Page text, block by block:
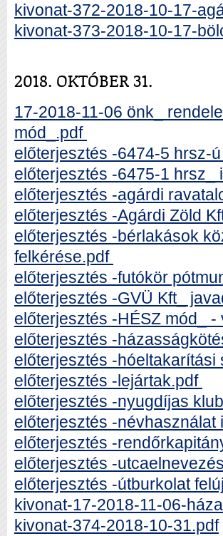
kivonat-372-2018-10-17-
kivonat-373-2018-10-17-
2018. OKTÓBER 31.
17-2018-11-06 önk_
mód_.pdf
előterjesztés -6474-5 hrsz-
előterjesztés -6475-1 hrsz_
előterjesztés -agárdi
előterjesztés -Agárdi Zöld
előterjesztés -bérlakások
felkérése.pdf
előterjesztés -futókör
előterjesztés -GVÜ Kft_
előterjesztés -HÉSZ mód_
előterjesztés -
előterjesztés -hóeltakarítási
előterjesztés -lejártak.pdf
előterjesztés -nyugdíjas
előterjesztés -
előterjesztés -
előterjesztés -
előterjesztés -útburkolat
kivonat-17-2018-11-06-
kivonat-374-2018-10-31.pdf